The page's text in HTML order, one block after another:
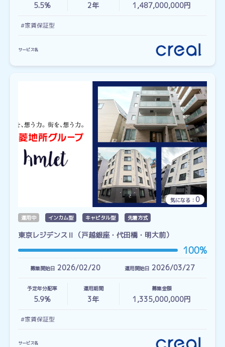
5.5% 2年 1,487,000,000円
#家賃保証型
サービス名
気になる： 0
運用中 インカム型 キャピタル型 先着方式
東京レジデンスⅡ（戸越銀座・代田橋・明大前）
100%
募集開始日 2026/02/20 運用開始日 2026/03/27
予定年分配率
5.9%
運用期間
3年
募集金額
1,335,000,000円
#家賃保証型
サービス名